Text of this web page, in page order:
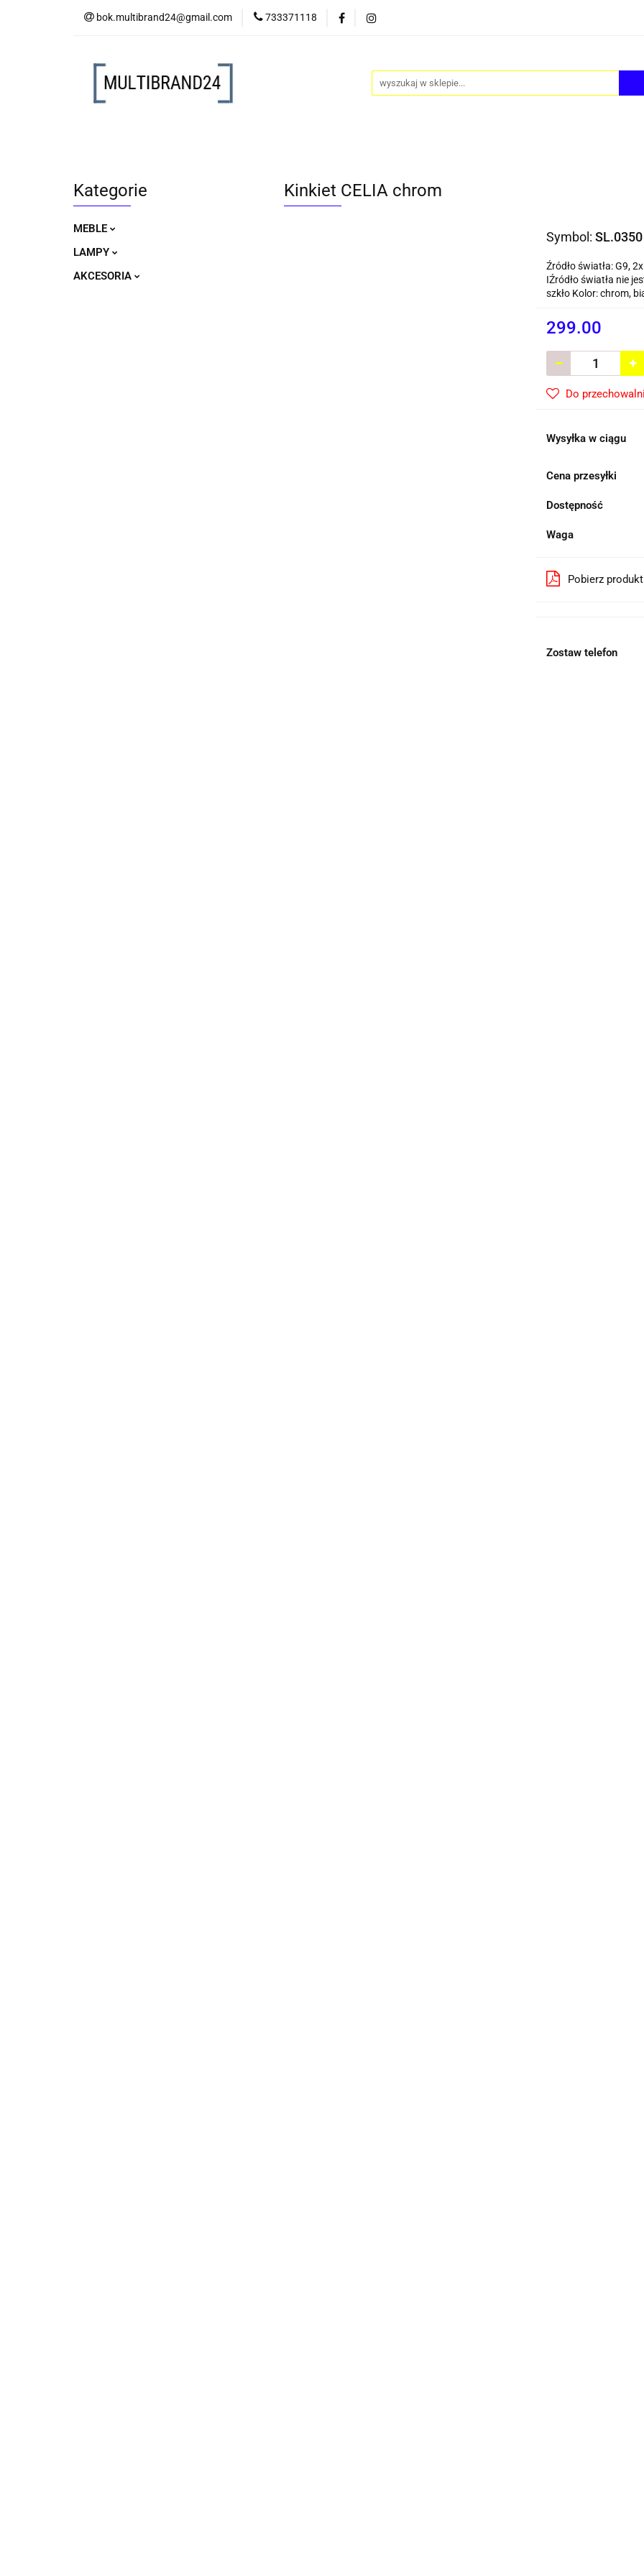
bok.multibrand24@gmail.com 733371118
MEBLE LAMPY AKCESORIA
Kategorie
MEBLE
LAMPY
AKCESORIA
Kinkiet CELIA chrom
Symbol:SL.0350
Źródło światła: G9,
IŹródło światła nie
szkło Kolor: chrom,
299.00
Do przechowalni
Wysyłka w ciągu
Cena przesyłki
Dostępność
Waga
Pobierz
Zostaw telefon